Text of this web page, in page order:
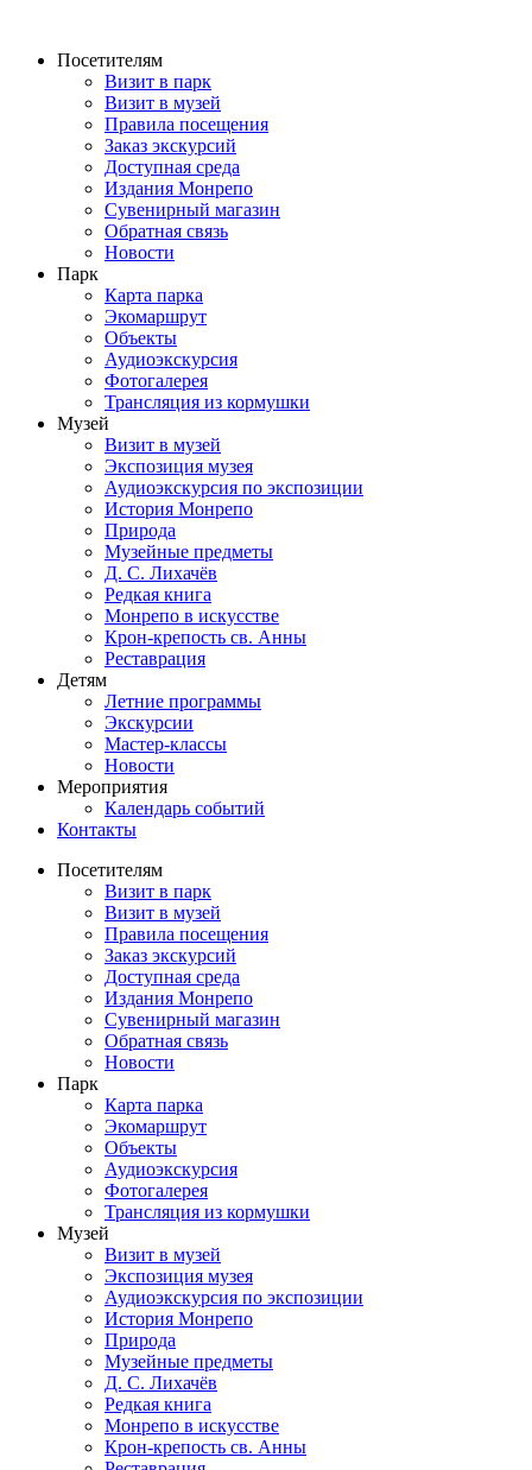
содержимому
Посетителям
Визит в парк
Визит в музей
Правила посещения
Заказ экскурсий
Доступная среда
Издания Монрепо
Сувенирный магазин
Обратная связь
Новости
Парк
Карта парка
Экомаршрут
Объекты
Аудиоэкскурсия
Фотогалерея
Трансляция из кормушки
Музей
Визит в музей
Экспозиция музея
Аудиоэкскурсия по экспозиции
История Монрепо
Природа
Музейные предметы
Д. С. Лихачёв
Редкая книга
Монрепо в искусстве
Крон-крепость св. Анны
Реставрация
Детям
Летние программы
Экскурсии
Мастер-классы
Новости
Мероприятия
Календарь событий
Контакты
Посетителям
Визит в парк
Визит в музей
Правила посещения
Заказ экскурсий
Доступная среда
Издания Монрепо
Сувенирный магазин
Обратная связь
Новости
Парк
Карта парка
Экомаршрут
Объекты
Аудиоэкскурсия
Фотогалерея
Трансляция из кормушки
Музей
Визит в музей
Экспозиция музея
Аудиоэкскурсия по экспозиции
История Монрепо
Природа
Музейные предметы
Д. С. Лихачёв
Редкая книга
Монрепо в искусстве
Крон-крепость св. Анны